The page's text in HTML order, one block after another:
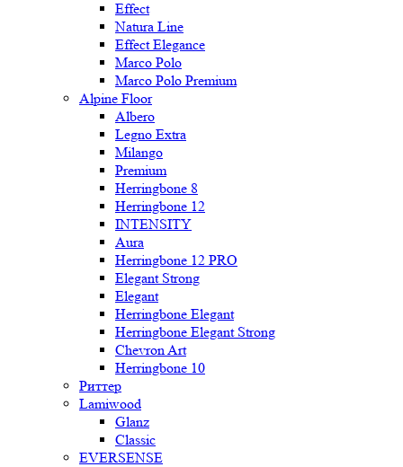
Effect
Natura Line
Effect Elegance
Marco Polo
Marco Polo Premium
Alpine Floor
Albero
Legno Extra
Milango
Premium
Herringbone 8
Herringbone 12
INTENSITY
Aura
Herringbone 12 PRO
Elegant Strong
Elegant
Herringbone Elegant
Herringbone Elegant Strong
Chevron Art
Herringbone 10
Риттер
Lamiwood
Glanz
Classic
EVERSENSE